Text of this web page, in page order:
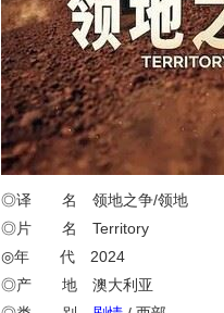
◎译 名 领地之争/领地
◎片 名 Territory
◎年 代 2024
◎产 地 澳大利亚